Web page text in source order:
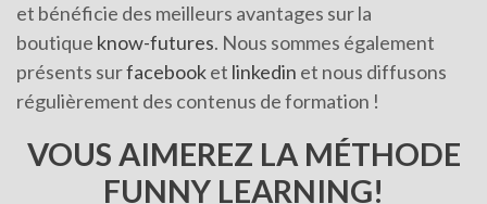
et bénéficie des meilleurs avantages sur la
boutique know-futures. Nous sommes également
présents surfacebooket linkedin et nous diffusons
régulièrement des contenus de formation !
VOUS AIMEREZ LA MÉTHODE
FUNNY LEARNING!